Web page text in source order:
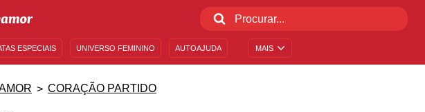
MAIS
ESPECIAIS UNIVERSO FEMININO AUTOAJUDA
CORAÇÃO PARTIDO